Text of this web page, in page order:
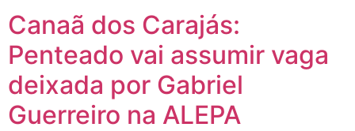
Canaã dos Carajás:
Penteado vai assumir vaga
deixada por Gabriel
Guerreiro na ALEPA